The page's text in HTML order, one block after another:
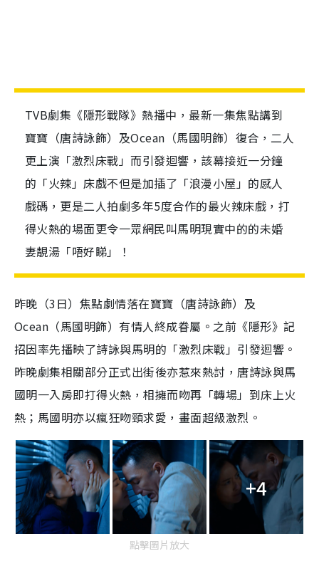
TVB劇集《隱形戰隊》熱播中，最新一集焦點講到
寶寶（唐詩詠飾）及Ocean（馬國明飾）復合，二人
更上演「激烈床戰」而引發迴響，該幕接近一分鐘
的「火辣」床戲不但是加插了「浪漫小屋」的感人
戲碼，更是二人拍劇多年5度合作的最火辣床戲，打
得火熱的場面更令一眾網民叫馬明現實中的的未婚
妻靚湯「唔好睇」！
昨晚（3日）焦點劇情落在寶寶（唐詩詠飾）及
Ocean（馬國明飾）有情人終成眷屬。之前《隱形》記
招因率先播映了詩詠與馬明的「激烈床戰」引發迴響。
昨晚劇集相關部分正式出街後亦惹來熱討，唐詩詠與馬
國明一入房即打得火熱，相擁而吻再「轉場」到床上火
熱；馬國明亦以瘋狂吻頸求愛，畫面超級激烈。
+4
點擊圖片放大